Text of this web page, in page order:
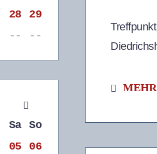
28
29
-- --
Sa
So
05
06
MEHR